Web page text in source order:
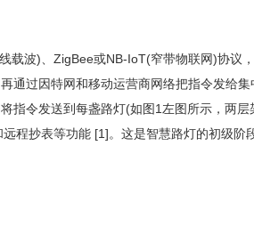
波)、ZigBee或NB-IoT(窄带物联网)协议
过因特网和移动运营商网络把指令发给
令发送到每盏路灯(如图1左图所示，两
程抄表等功能 [1]。这是智慧路灯的初级